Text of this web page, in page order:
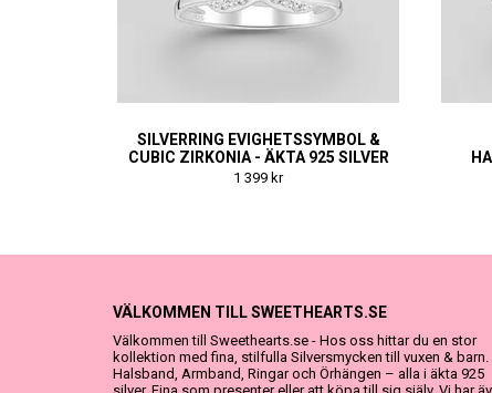
SILVERRING EVIGHETSSYMBOL &
CUBIC ZIRKONIA - ÄKTA 925 SILVER
1 399 kr
VÄLKOMMEN TILL SWEETHEARTS.SE
Välkommen till Sweethearts.se - Hos oss hittar du en stor
kollektion med fina, stilfulla Silversmycken till vuxen & barn.
Halsband, Armband, Ringar och Örhängen – alla i äkta 925